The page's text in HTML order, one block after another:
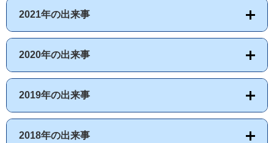
2021年の出来事
2020年の出来事
2019年の出来事
2018年の出来事